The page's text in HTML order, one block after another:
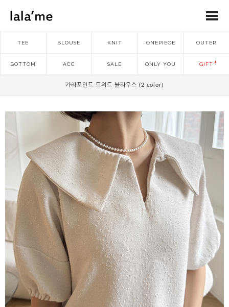
TEE BLOUSE KNIT ONEPIECE OUTER
BOTTOM ACC SALE ONLY YOU GIFT
카라포인트 트위드 블라우스 (2 color)